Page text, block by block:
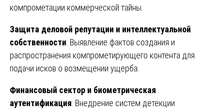
компрометации коммерческой тайны.
Защита деловой репутации и интеллектуальной
собственности: Выявление фактов создания и
распространения компрометирующего контента для
подачи исков о возмещении ущерба.
Финансовый сектор и биометрическая
аутентификация: Внедрение систем детекции